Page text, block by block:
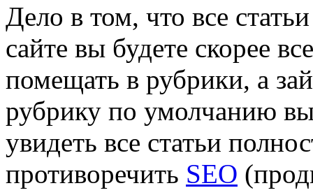
Дело в том, что все
сайте вы будете скорее
помещать в рубрики, а
рубрику по умолчанию
увидеть все статьи
противоречить SEO